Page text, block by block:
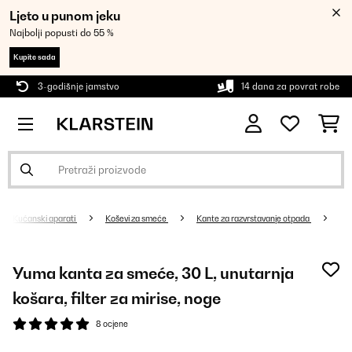
Ljeto u punom jeku
Najbolji popusti do 55 %
Kupite sada
3-godišnje jamstvo 14 dana za povrat robe
Kućanski aparati Koševi za smeće Kante za razvrstavanje otpada
Yuma kanta za smeće, 30 L, unutarnja
košara, filter za mirise, noge
8 ocjene